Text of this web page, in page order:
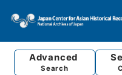
Advanced
Search